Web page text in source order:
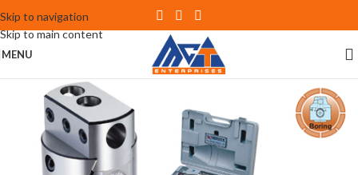
Skip to navigation
Skip to main content
MENU